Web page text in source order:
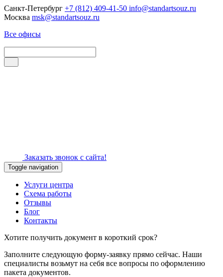
Санкт-Петербург +7 (812) 409-41-50 info@standartsouz.ru
Москва msk@standartsouz.ru
Все офисы
Заказать звонок с сайта!
Toggle navigation
Услуги центра
Схема работы
Отзывы
Блог
Контакты
Хотите получить документ в короткий срок?
Заполните следующую форму-заявку прямо сейчас. Наши
специалисты возьмут на себя все вопросы по оформлению
пакета документов.